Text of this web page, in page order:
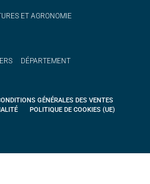
ET AGRONOMIE
DÉPARTEMENT
GÉNÉRALES DES VENTES
POLITIQUE DE COOKIES (UE)